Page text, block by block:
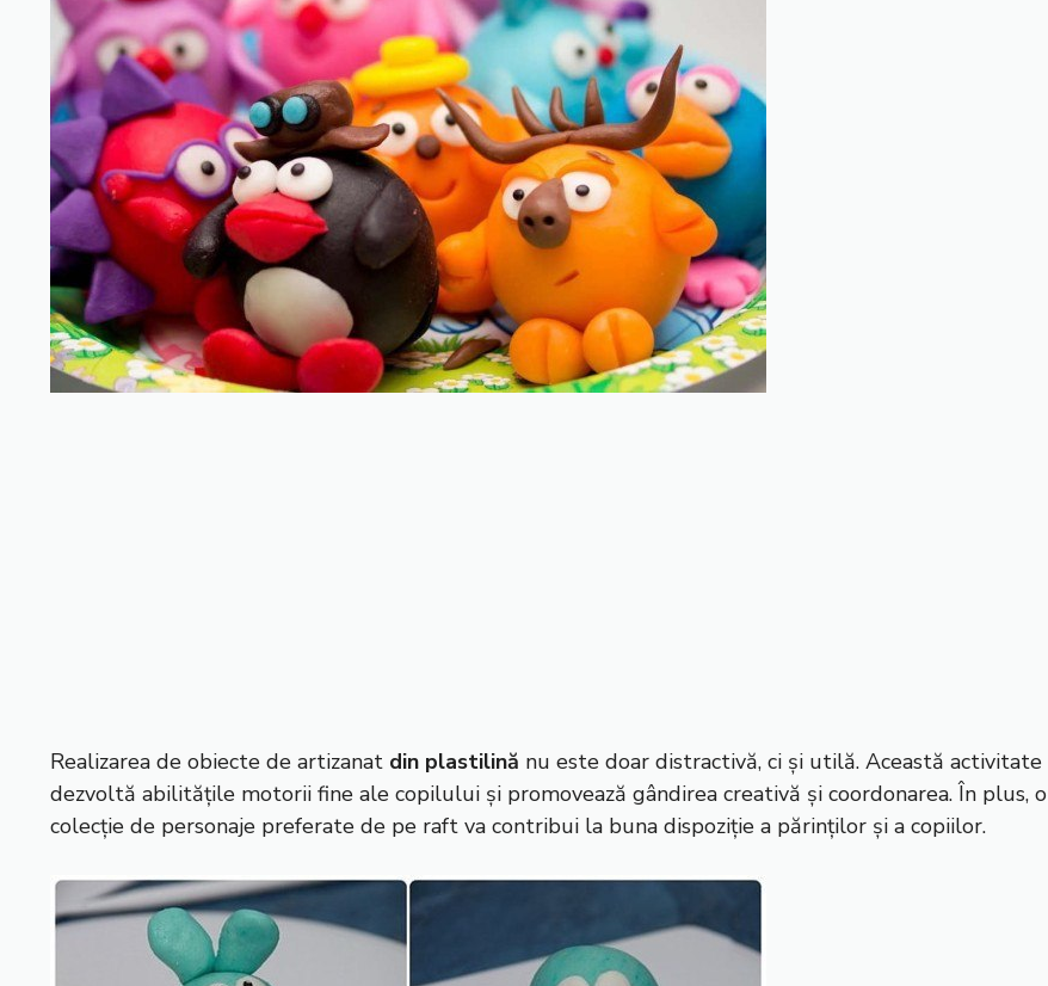
Realizarea de obiecte de artizanat din plastilină nu este doar distractivă, ci și utilă. Această activitate
dezvoltă abilitățile motorii fine ale copilului și promovează gândirea creativă și coordonarea. În plus, o
colecție de personaje preferate de pe raft va contribui la buna dispoziție a părinților și a copiilor.